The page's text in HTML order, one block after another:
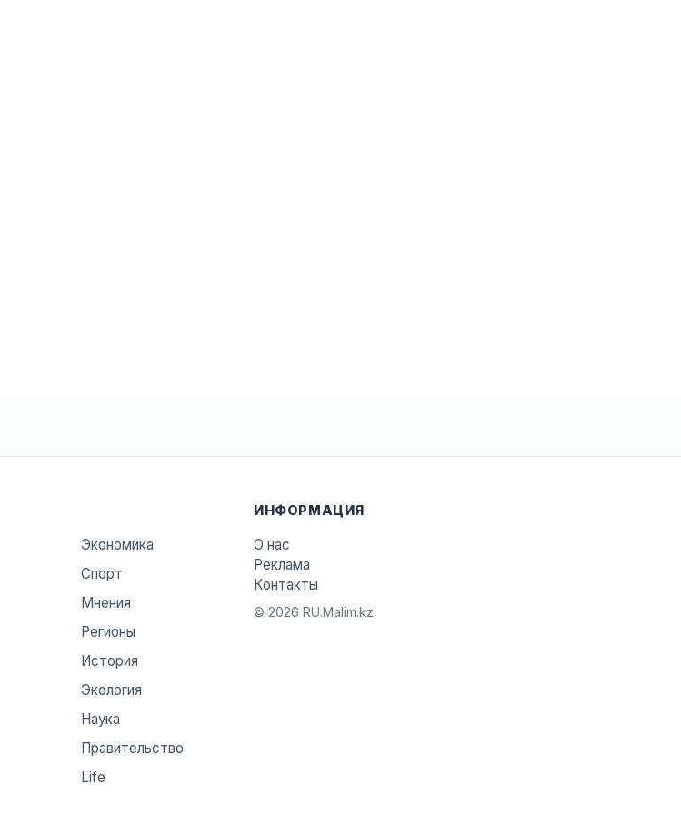
Экономика
Спорт
Мнения
Регионы
История
Экология
Наука
Правительство
Life
ИНФОРМАЦИЯ
О нас
Реклама
Контакты
© 2026 RU.Malim.kz